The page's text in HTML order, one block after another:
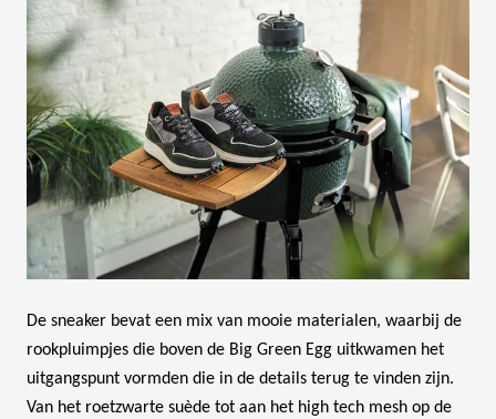
De sneaker bevat een mix van mooie materialen, waarbij de
rookpluimpjes die boven de Big Green Egg uitkwamen het
uitgangspunt vormden die in de details terug te vinden zijn.
Van het roetzwarte suède tot aan het high tech mesh op de